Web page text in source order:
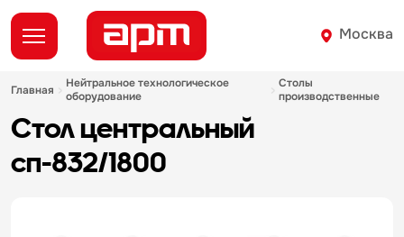
Москва
главная
нейтральное технологическое
оборудование
столы
производственные
стол центральный
сп-832/1800